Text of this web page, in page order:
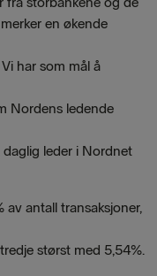
en økende
har som mål å
Nordens ledende
daglig leder i Nordnet
antall transaksjoner,
størst med 5,54%.